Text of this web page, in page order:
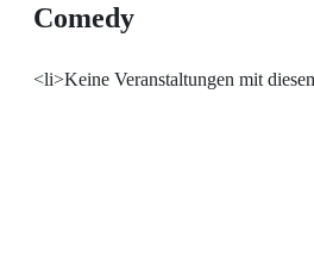
Comedy
<li>Keine Veranstaltungen mit